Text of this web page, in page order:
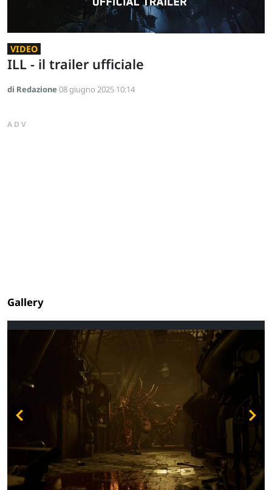
VIDEO
ILL - il trailer ufficiale
di Redazione08 giugno 2025 10:14
ADV
Gallery